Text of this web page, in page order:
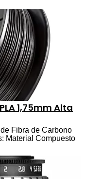
1,75mm Alta
Fibra de Carbono
Material Compuesto